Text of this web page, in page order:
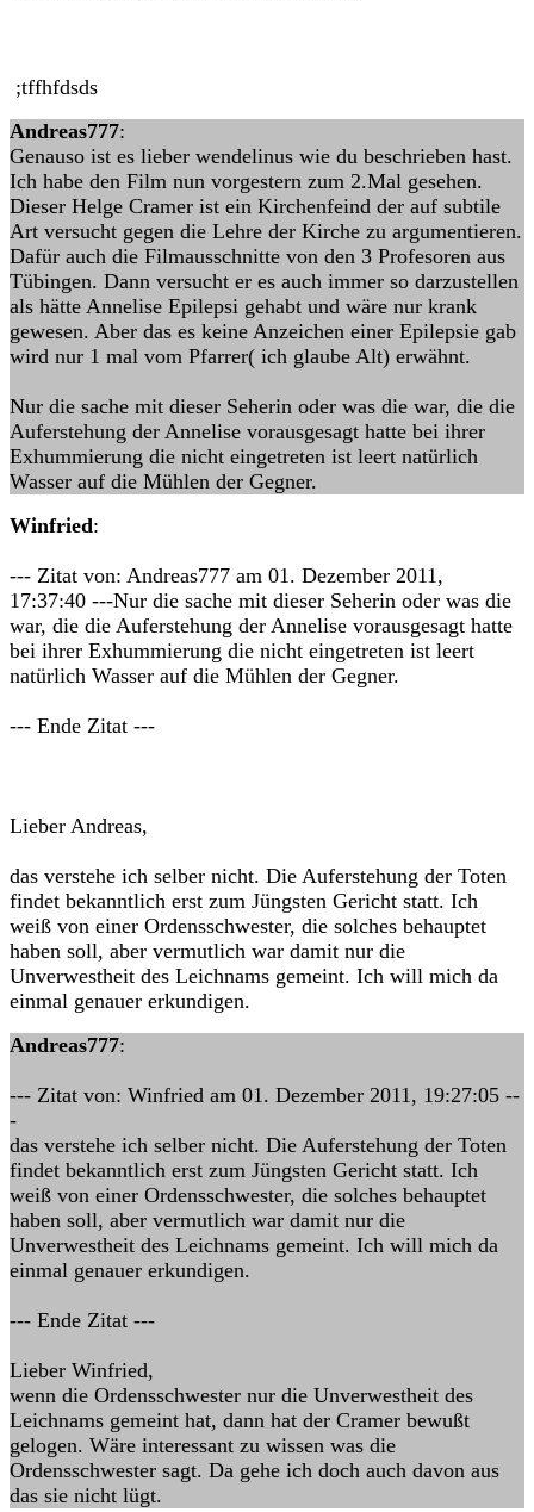
;tffhfdsds
Andreas777:
Genauso ist es lieber wendelinus wie du beschrieben hast.
Ich habe den Film nun vorgestern zum 2.Mal gesehen.
Dieser Helge Cramer ist ein Kirchenfeind der auf subtile
Art versucht gegen die Lehre der Kirche zu argumentieren.
Dafür auch die Filmausschnitte von den 3 Profesoren aus
Tübingen. Dann versucht er es auch immer so darzustellen
als hätte Annelise Epilepsi gehabt und wäre nur krank
gewesen. Aber das es keine Anzeichen einer Epilepsie gab
wird nur 1 mal vom Pfarrer( ich glaube Alt) erwähnt.
Nur die sache mit dieser Seherin oder was die war, die die
Auferstehung der Annelise vorausgesagt hatte bei ihrer
Exhummierung die nicht eingetreten ist leert natürlich
Wasser auf die Mühlen der Gegner.
Winfried:
--- Zitat von: Andreas777 am 01. Dezember 2011,
17:37:40 ---Nur die sache mit dieser Seherin oder was die
war, die die Auferstehung der Annelise vorausgesagt hatte
bei ihrer Exhummierung die nicht eingetreten ist leert
natürlich Wasser auf die Mühlen der Gegner.
--- Ende Zitat ---
Lieber Andreas,
das verstehe ich selber nicht. Die Auferstehung der Toten
findet bekanntlich erst zum Jüngsten Gericht statt. Ich
weiß von einer Ordensschwester, die solches behauptet
haben soll, aber vermutlich war damit nur die
Unverwestheit des Leichnams gemeint. Ich will mich da
einmal genauer erkundigen.
Andreas777:
--- Zitat von: Winfried am 01. Dezember 2011, 19:27:05 --
-
das verstehe ich selber nicht. Die Auferstehung der Toten
findet bekanntlich erst zum Jüngsten Gericht statt. Ich
weiß von einer Ordensschwester, die solches behauptet
haben soll, aber vermutlich war damit nur die
Unverwestheit des Leichnams gemeint. Ich will mich da
einmal genauer erkundigen.
--- Ende Zitat ---
Lieber Winfried,
wenn die Ordensschwester nur die Unverwestheit des
Leichnams gemeint hat, dann hat der Cramer bewußt
gelogen. Wäre interessant zu wissen was die
Ordensschwester sagt. Da gehe ich doch auch davon aus
das sie nicht lügt.